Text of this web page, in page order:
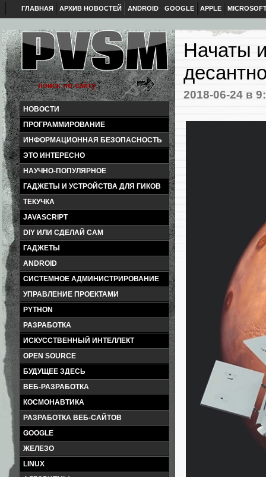
ГЛАВНАЯ АРХИВ НОВОСТЕЙ ANDROID GOOGLE APPLE
НОВОСТИ
ПРОГРАММИРОВАНИЕ
ИНФОРМАЦИОННАЯ БЕЗОПАСНОСТЬ
ЭТО ИНТЕРЕСНО
НАУЧНО-ПОПУЛЯРНОЕ
ГАДЖЕТЫ И УСТРОЙСТВА ДЛЯ ГИКОВ
ТЕКУЧКА
JAVASCRIPT
DIY ИЛИ СДЕЛАЙ САМ
ГАДЖЕТЫ
ANDROID
СИСТЕМНОЕ АДМИНИСТРИРОВАНИЕ
УПРАВЛЕНИЕ ПРОЕКТАМИ
PYTHON
РАЗРАБОТКА
ИСКУССТВЕННЫЙ ИНТЕЛЛЕКТ
OPEN SOURCE
БУДУЩЕЕ ЗДЕСЬ
ВЕБ-РАЗРАБОТКА
КОСМОНАВТИКА
РАЗРАБОТКА ВЕБ-САЙТОВ
GOOGLE
ЖЕЛЕЗО
LINUX
Начаты
2018-06-24 в